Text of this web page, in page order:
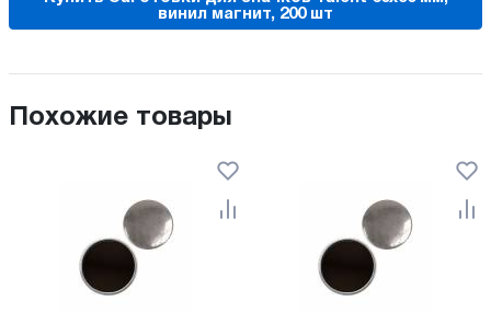
винил магнит, 200 шт
Похожие товары